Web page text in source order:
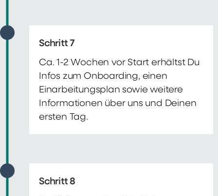
Schritt 7
Ca. 1-2 Wochen vor Start erhältst Du
Infos zum Onboarding, einen
Einarbeitungsplan sowie weitere
Informationen über uns und Deinen
ersten Tag.
Schritt 8